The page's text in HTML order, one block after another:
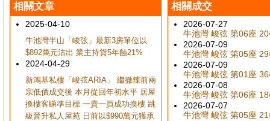
相關文章
2025-04-10
牛池灣半山「峻弦」最新3房單位以
$892萬元沽出 業主持貨5年蝕21%
2024-04-29
新鴻基私樓「峻弦ARIA」 繼徹辣前兩
宗低價成交後 本月從回年初水平 居屋
換樓客睇準目標 一賣一買成功換樓 跳
級晉升私人屋苑 日前以$990萬元獲承
相關成交
2026-07-27
牛池灣 峻弦 第06座
2026-07-09
牛池灣 峻弦 第05座
2026-07-09
牛池灣 峻弦 第01座
2026-07-08
牛池灣 峻弦 第06座
2026-07-07
牛池灣 峻弦 第05座